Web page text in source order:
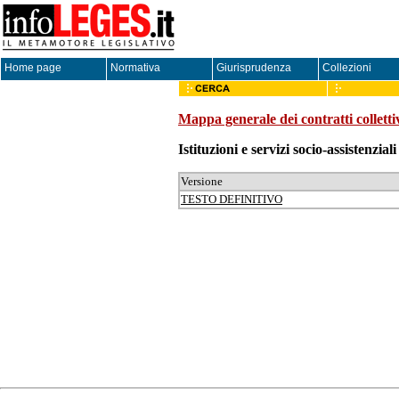
Home page Normativa Giurisprudenza Collezioni
Mappa generale dei contratti
Istituzioni e servizi socio-
Versione
TESTO DEFINITIVO